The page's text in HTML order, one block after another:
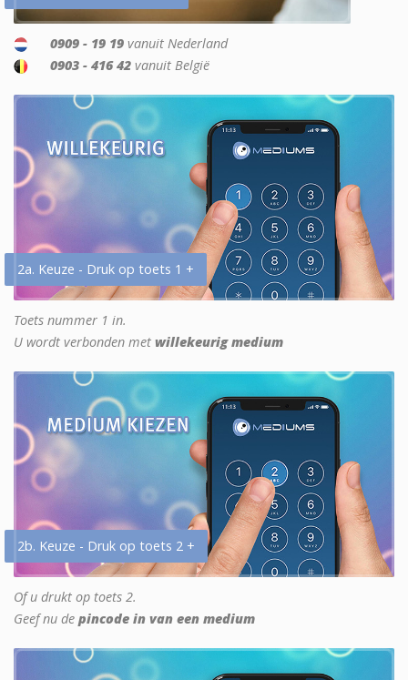
0909 - 19 19 vanuit Nederland
0903 - 416 42 vanuit België
2a. Keuze - Druk op toets 1 +
Toets nummer 1 in.
U wordt verbonden met willekeurig medium
2b. Keuze - Druk op toets 2 +
Of u drukt op toets 2.
Geef nu de pincode in van een medium